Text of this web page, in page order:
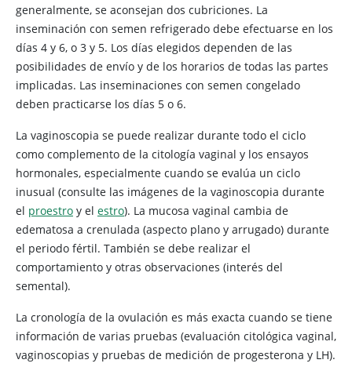
generalmente, se aconsejan dos cubriciones. La
inseminación con semen refrigerado debe efectuarse en los
días 4 y 6, o 3 y 5. Los días elegidos dependen de las
posibilidades de envío y de los horarios de todas las partes
implicadas. Las inseminaciones con semen congelado
deben practicarse los días 5 o 6.
La vaginoscopia se puede realizar durante todo el ciclo
como complemento de la citología vaginal y los ensayos
hormonales, especialmente cuando se evalúa un ciclo
inusual (consulte las imágenes de la vaginoscopia durante
el proestro y el estro). La mucosa vaginal cambia de
edematosa a crenulada (aspecto plano y arrugado) durante
el periodo fértil. También se debe realizar el
comportamiento y otras observaciones (interés del
semental).
La cronología de la ovulación es más exacta cuando se tiene
información de varias pruebas (evaluación citológica vaginal,
vaginoscopias y pruebas de medición de progesterona y LH).